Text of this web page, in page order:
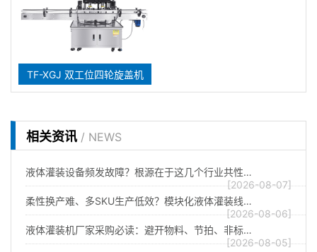
TF-XGJ 双工位四轮旋盖机
相关资讯 / NEWS
液体灌装设备频发故障？根源在于这几个行业共性…
[2026-08-07]
柔性换产难、多SKU生产低效？模块化液体灌装线…
[2026-08-06]
液体灌装机厂家采购必读：避开物料、节拍、非标…
[2026-08-05]